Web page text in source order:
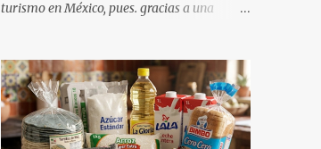
turismo en México, pues. gracias a una
fideicomisos de promoción, la entidad
proyecta un cierre de año marcado por una
ocupación hotelera robusta, una
conectividad aérea en ascenso y una